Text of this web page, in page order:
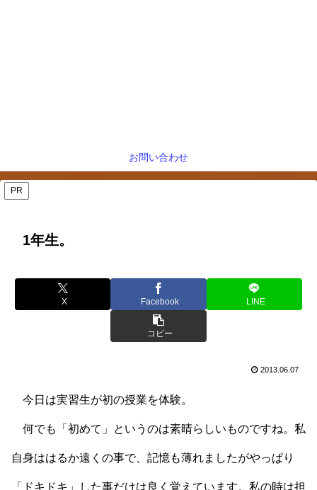
お問い合わせ
PR
1年生。
X Facebook LINE
コピー
2013.06.07
今日は実習生が初の授業を体験。
何でも「初めて」というのは素晴らしいものですね。私
自身ははるか遠くの事で、記憶も薄れましたがやっぱり
「ドキドキ」した事だけは良く覚えています。私の時は担